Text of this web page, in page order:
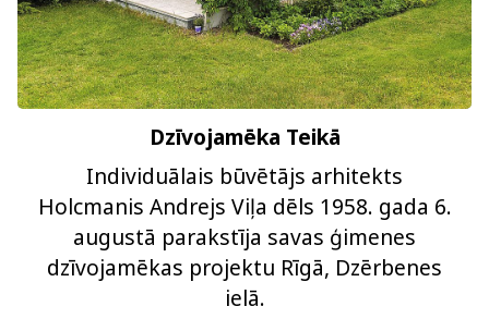
Dzīvojamēka Teikā
Individuālais būvētājs arhitekts
Holcmanis Andrejs Viļa dēls 1958. gada 6.
augustā parakstīja savas ģimenes
dzīvojamēkas projektu Rīgā, Dzērbenes
ielā.